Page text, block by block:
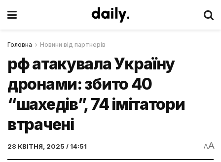
Головна Новини від партнерів
рф атакувала Україну
дронами: збито 40
“шахедів”, 74 імітатори
втрачені
28 КВІТНЯ, 2025 / 14:51 AA